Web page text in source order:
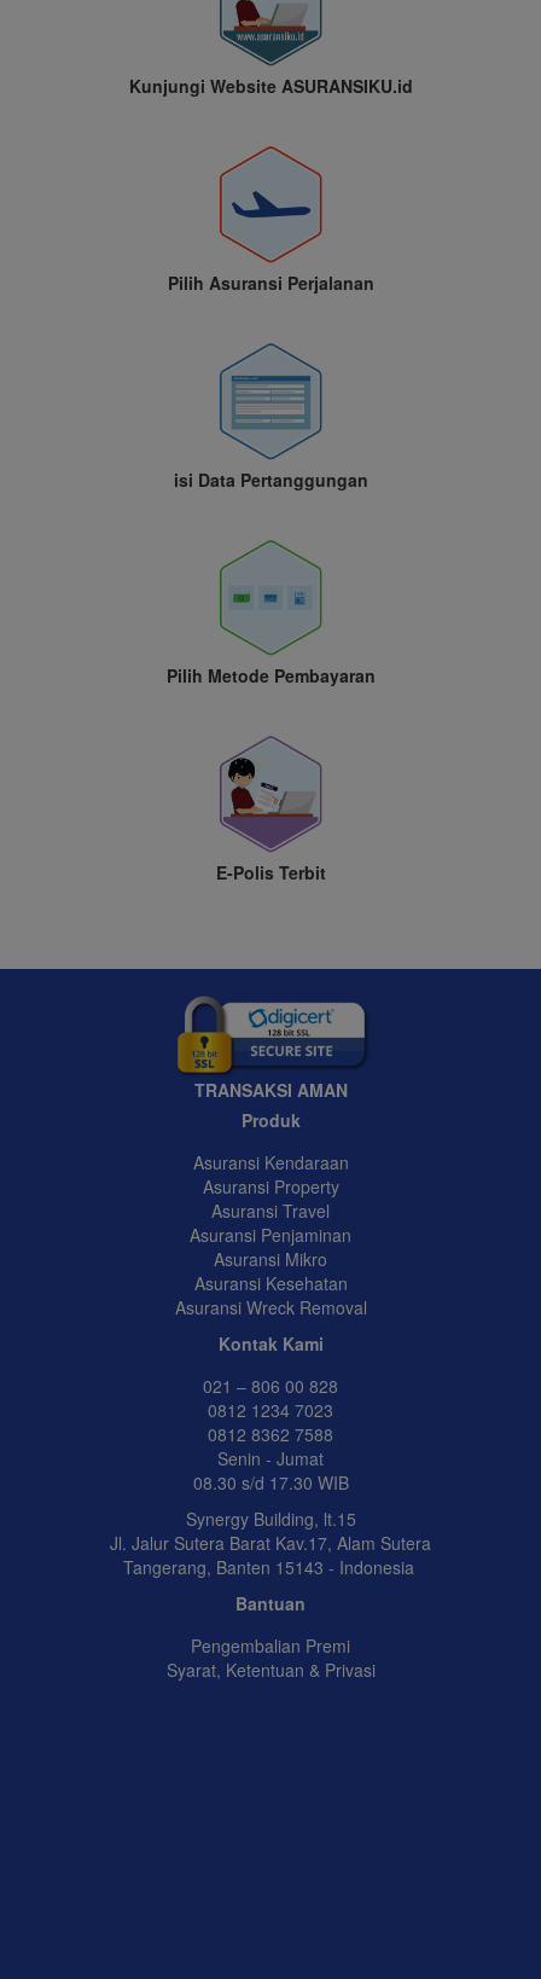
Kunjungi Website ASURANSIKU.id
Pilih Asuransi Perjalanan
isi Data Pertanggungan
Pilih Metode Pembayaran
E-Polis Terbit
TRANSAKSI AMAN
Produk
Asuransi Kendaraan
Asuransi Property
Asuransi Travel
Asuransi Penjaminan
Asuransi Mikro
Asuransi Kesehatan
Asuransi Wreck Removal
Kontak Kami
021 – 806 00 828
0812 1234 7023
0812 8362 7588
Senin - Jumat
08.30 s/d 17.30 WIB
Synergy Building, lt.15
Jl. Jalur Sutera Barat Kav.17, Alam Sutera
Tangerang, Banten 15143 - Indonesia
Bantuan
Pengembalian Premi
Syarat, Ketentuan & Privasi